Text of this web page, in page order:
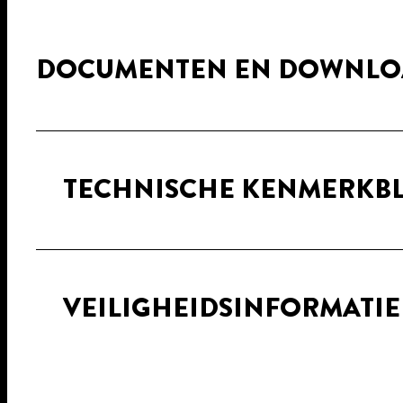
DOCUMENTEN EN
TECHNISCHE